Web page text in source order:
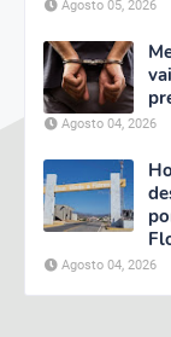
Agosto 05, 2026
Agosto 04, 2026
Agosto 04, 2026